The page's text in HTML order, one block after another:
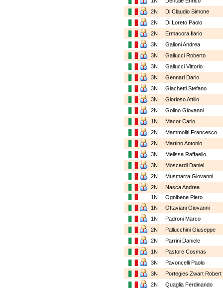
2N
Di Claudio Simone
2N
Di Loreto Paolo
2N
Ermacora Ilario
3N
Galloni Andrea
3N
Gallucci Roberto
3N
Gallucci Vittorio
3N
Gennari Dario
3N
Giachetti Stefano
3N
Glorioso Attilio
2N
Golino Giovanni
1N
Macor Carlo
2N
Mammoliti Francesco
2N
Martino Antonio
3N
Melissa Raffaello
3N
Moscardi Daniel
2N
Musmarra Giovanni
2N
Nasca Andrea
1N
Ognibene Piero
1N
Ottaviani Giovanni
1N
Padroni Marco
2N
Pallucchini Giuseppe
2N
Parrini Daniele
1N
Pastore Cosmas
3N
Pavoncelli Paolo
3N
Portegies Zwart
2N
Quaglia Ferdinando